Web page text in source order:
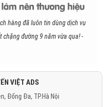
hàng đã luôn tin dùng dịch vụ
đường 9 năm vừa qua! -
VIỆT ADS
Đống Đa, TP.Hà Nội